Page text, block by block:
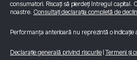
consumatori. Riscați să pierdeți întregul capital.
noastre. Consultați declarația completă de
Performanța anterioară nu reprezintă o indicație
Declarație generală privind riscurile Termeni și